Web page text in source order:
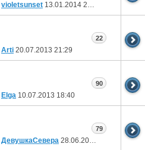
violetsunset 13.01.2014 22:30
Arti 20.07.2013 21:29
22
Elga 10.07.2013 18:40
90
ДевушкаСевера 28.06.2013
79